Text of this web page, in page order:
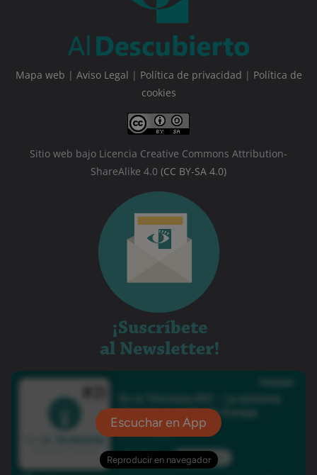
Mapa web | Aviso Legal | Política de privacidad | Política de
cookies
Sitio web bajo Licencia Creative Commons Attribution-
ShareAlike 4.0 (CC BY-SA 4.0)